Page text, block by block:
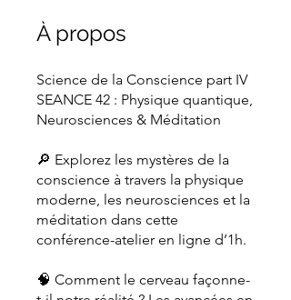
À propos
Science de la Conscience part IV
SEANCE 42 : Physique quantique,
Neurosciences & Méditation
🔎 Explorez les mystères de la
conscience à travers la physique
moderne, les neurosciences et la
méditation dans cette
conférence-atelier en ligne d’1h.
🧠 Comment le cerveau façonne-